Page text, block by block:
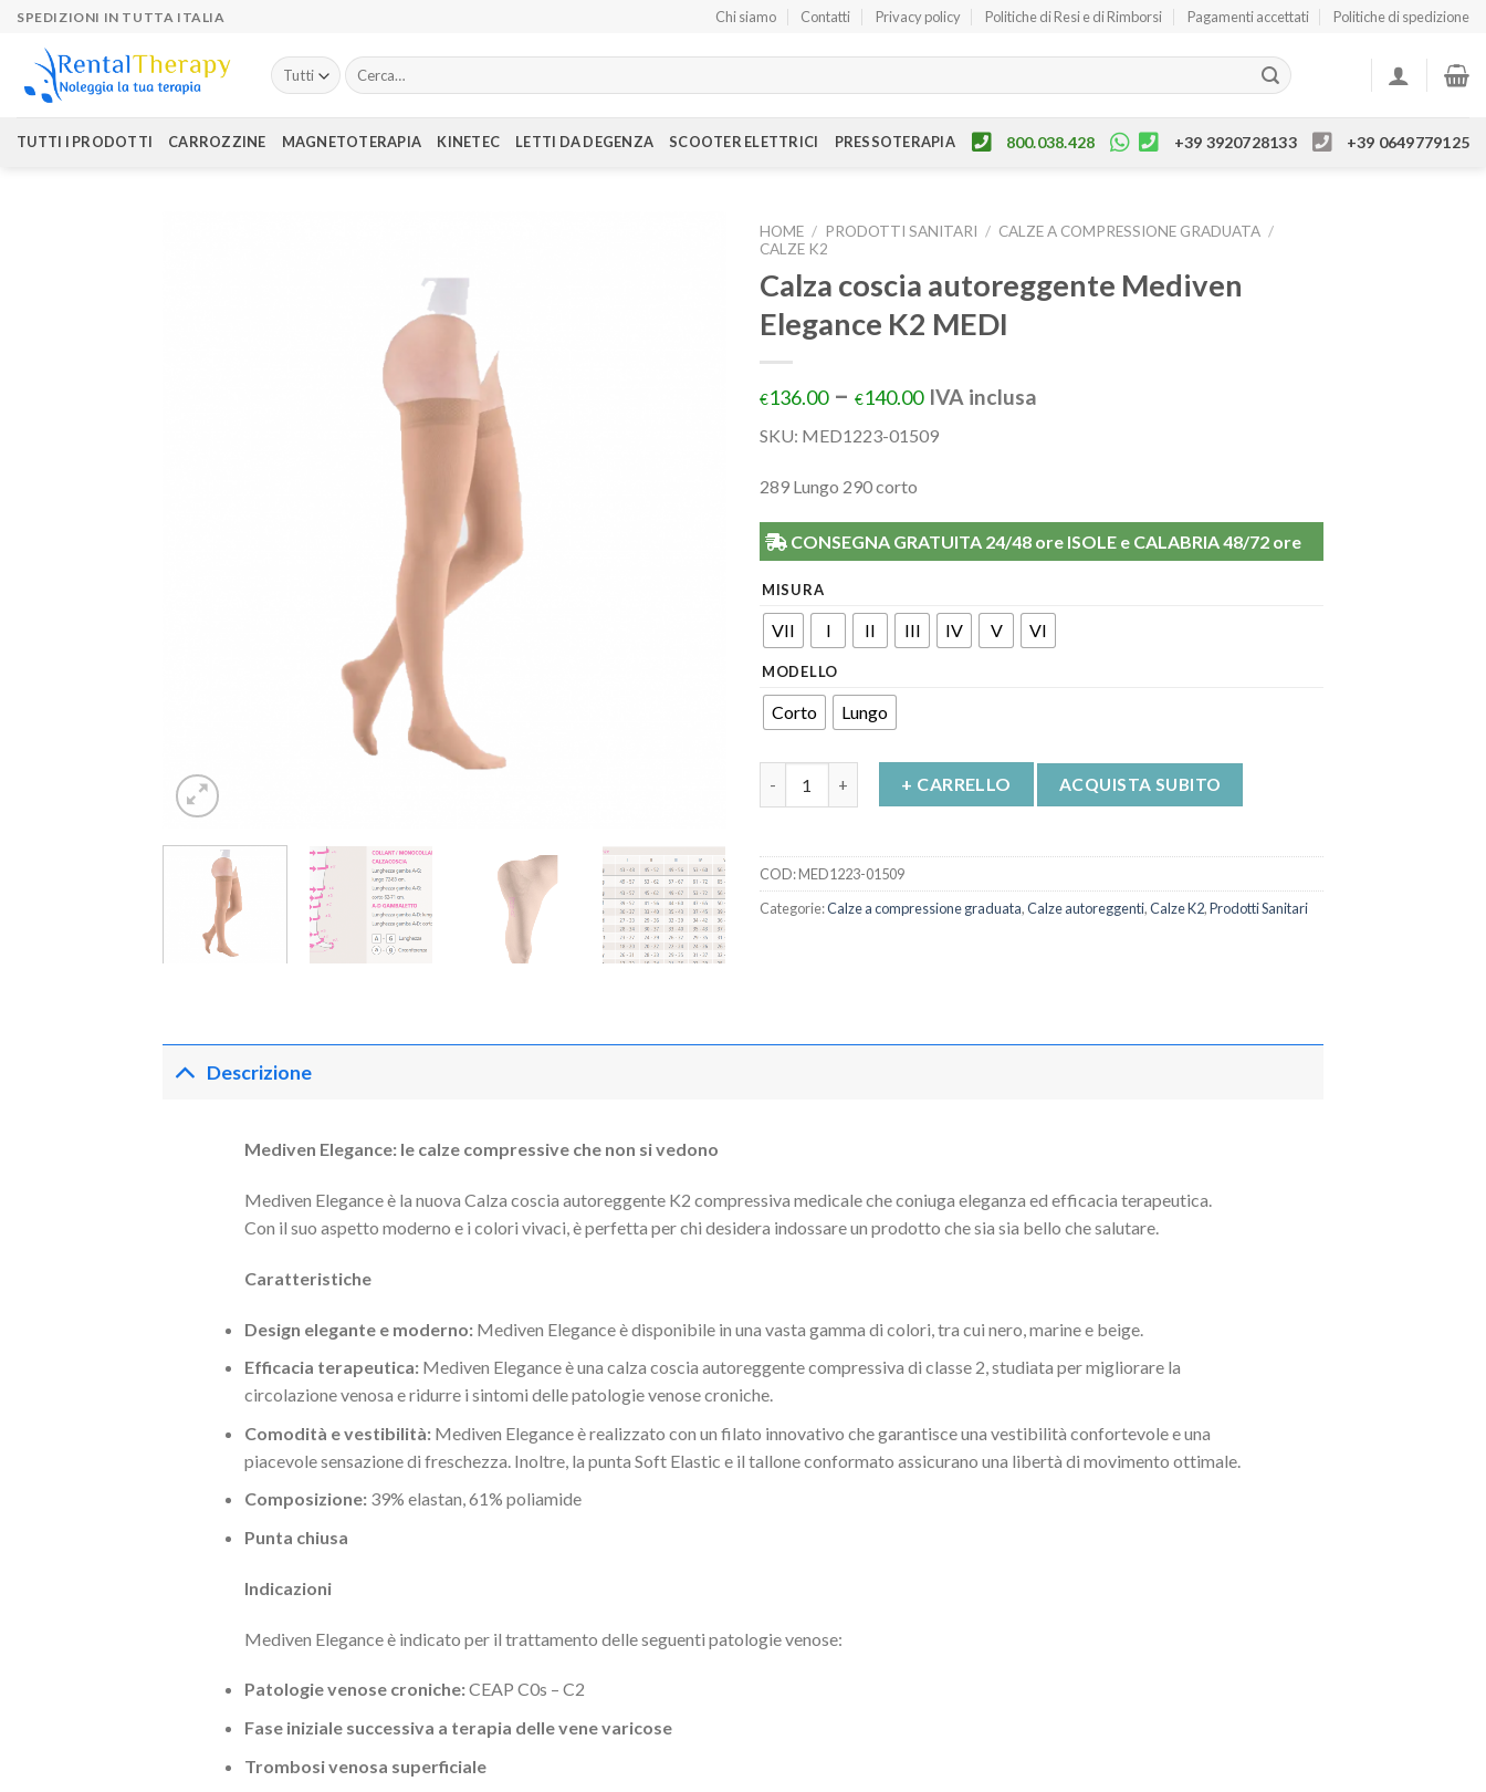
Skip
content
SPEDIZIONI IN TUTTA ITALIA Chi siamo Contatti Privacy policy Politiche di Resi e di Rimborsi Pagamenti accettati Politiche di spedizione
Cerca:
TUTTI I PRODOTTI CARROZZINE MAGNETOTERAPIA KINETEC LETTI DA DEGENZA SCOOTER ELETTRICI PRESSOTERAPIA 800.038.428 +39 3920728133 +39 0649779125
HOME / PRODOTTI SANITARI / CALZE A COMPRESSIONE GRADUATA /
CALZE K2
Calza coscia autoreggente Mediven
Elegance K2 MEDI
€136.00– €140.00 IVA inclusa
SKU: MED1223-01509
289 Lungo 290 corto
CONSEGNA GRATUITA 24/48 ore ISOLE e CALABRIA 48/72 ore
MISURA
VII I II III IV V VI
MODELLO
Corto Lungo
+ CARRELLO ACQUISTA SUBITO
COD:MED1223-01509
Categorie:Calze a compressione graduata,Calze autoreggenti,Calze K2,Prodotti Sanitari
Descrizione
Mediven Elegance: le calze compressive che non si vedono
Mediven Elegance è la nuova Calza coscia autoreggente K2 compressiva medicale che coniuga eleganza ed efficacia terapeutica.
Con il suo aspetto moderno e i colori vivaci, è perfetta per chi desidera indossare un prodotto che sia sia bello che salutare.
Caratteristiche
Design elegante e moderno:Mediven Elegance è disponibile in una vasta gamma di colori, tra cui nero, marine e beige.
Efficacia terapeutica:Mediven Elegance è una calza coscia autoreggente compressiva di classe 2, studiata per migliorare la
circolazione venosa e ridurre i sintomi delle patologie venose croniche.
Comodità e vestibilità:Mediven Elegance è realizzato con un filato innovativo che garantisce una vestibilità confortevole e una
piacevole sensazione di freschezza. Inoltre, la punta Soft Elastic e il tallone conformato assicurano una libertà di movimento ottimale.
Composizione: 39% elastan, 61% poliamide
Punta chiusa
Indicazioni
Mediven Elegance è indicato per il trattamento delle seguenti patologie venose:
Patologie venose croniche:CEAP C0s – C2
Fase iniziale successiva a terapia delle vene varicose
Trombosi venosa superficiale